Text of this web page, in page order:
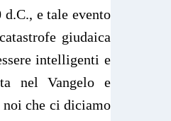
e tale evento
giudaica
intelligenti e
nel Vangelo e
che ci diciamo